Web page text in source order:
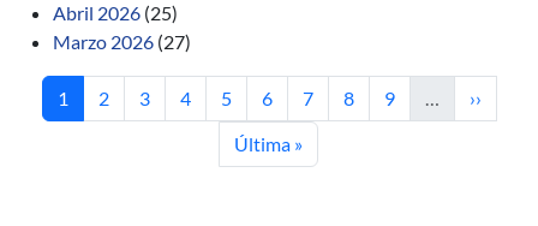
Abril 2026 (25)
Marzo 2026 (27)
Página actual
1 Página
2 Página
3 Página
4 Página
5 Página
6 Página
7 Página
8 Página
9 …
››
Última página
Última »